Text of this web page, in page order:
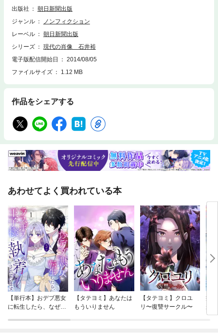
出版社
朝日新聞出版
ジャンル
ノンフィクション
レーベル
朝日新聞出版
シリーズ
現代の肖像 石井裕
電子版配信開始日
2014/08/05
ファイルサイズ
1.12 MB
作品をシェアする
あわせてよく買われている本
【単行本】おデブ悪女
に転生したら、なぜか
【タテヨミ】あなたは
もういりません
【タテヨミ】クロユ
リ〜復讐サークル〜
病
が
ぎ